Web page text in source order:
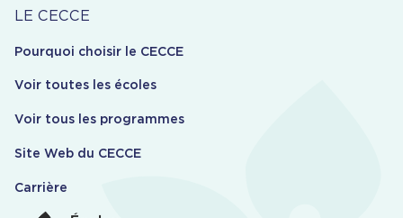
Carrière
LE CECCE
Pourquoi choisir le CECCE
Voir toutes les écoles
Voir tous les programmes
Site Web du CECCE
Carrière